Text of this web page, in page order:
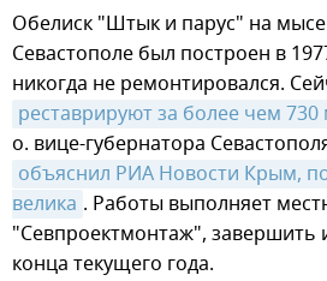
Обелиск "Штык и парус" на
Севастополе был построен в
никогда не ремонтировался.
реставрируют за более чем
о. вице-губернатора
объяснил РИА Новости Крым,
велика . Работы выполняет
"Севпроектмонтаж", завершить
конца текущего года.